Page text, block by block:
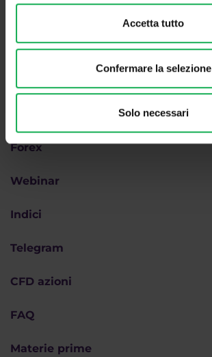
Accetta tutto
Confermare la selezione
Solo necessari
Forex
Webinar
Indici
Telegram
CFD azioni
FAQ
Materie prime